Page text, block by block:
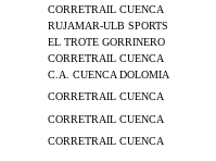
CORRETRAIL CUENCA
RUJAMAR-ULB SPORTS
EL TROTE GORRINERO
CORRETRAIL CUENCA
C.A. CUENCA DOLOMIA
CORRETRAIL CUENCA
CORRETRAIL CUENCA
CORRETRAIL CUENCA